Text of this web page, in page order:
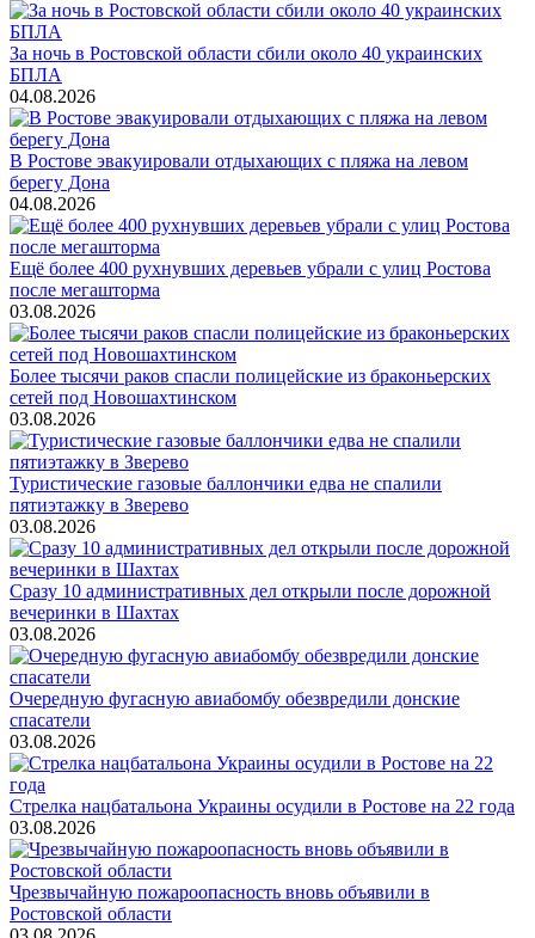
За ночь в Ростовской области сбили около 40 украинских
БПЛА
04.08.2026
В Ростове эвакуировали отдыхающих с пляжа на левом
берегу Дона
04.08.2026
Ещё более 400 рухнувших деревьев убрали с улиц Ростова
после мегашторма
03.08.2026
Более тысячи раков спасли полицейские из браконьерских
сетей под Новошахтинском
03.08.2026
Туристические газовые баллончики едва не спалили
пятиэтажку в Зверево
03.08.2026
Сразу 10 административных дел открыли после дорожной
вечеринки в Шахтах
03.08.2026
Очередную фугасную авиабомбу обезвредили донские
спасатели
03.08.2026
Стрелка нацбатальона Украины осудили в Ростове на 22 года
03.08.2026
Чрезвычайную пожароопасность вновь объявили в
Ростовской области